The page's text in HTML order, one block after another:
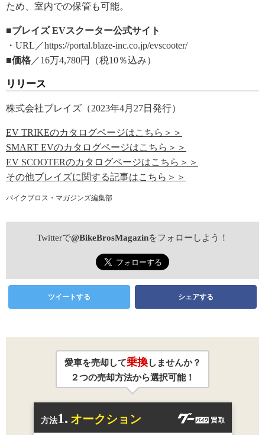
ため、室内での保管も可能。
■ブレイズ EVスクーター公式サイト
・URL／https://portal.blaze-inc.co.jp/evscooter/
■価格 ／16万4,780円（税10％込み）
リリース
株式会社ブレイズ（2023年4月27日発行）
EV TRIKEのカタログページはこちら＞＞
SMART EVのカタログページはこちら＞＞
EV SCOOTERのカタログページはこちら＞＞
その他ブレイズに関する記事はこちら＞＞
バイクブロス・マガジンズ編集部
Twitterで@BikeBrosMagazinをフォローしよう！
ツイートする シェアする
愛車を売却して乗換しませんか？
２つの売却方法から選択可能！
方法1. オークション